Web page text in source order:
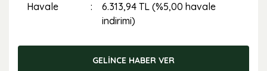
Havale
6.313,94 TL (%5,00 havale
indirimi)
GELİNCE HABER VER